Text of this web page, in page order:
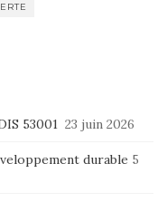
53001 23 juin 2026
durable 5